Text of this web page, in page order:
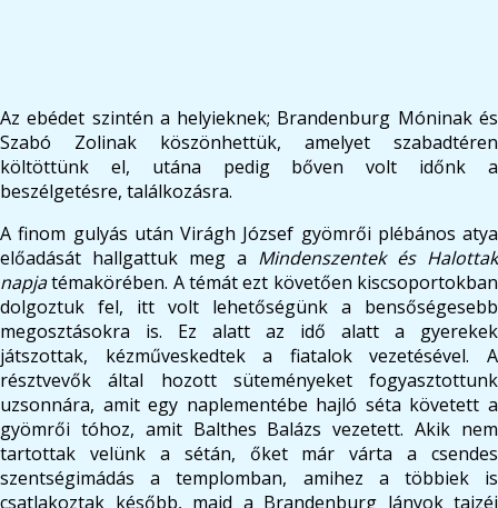
Az ebédet szintén a helyieknek; Brandenburg Móninak és
Szabó Zolinak köszönhettük, amelyet szabadtéren
költöttünk el, utána pedig bőven volt időnk a
beszélgetésre, találkozásra.
A finom gulyás után Virágh József gyömrői plébános atya
előadását hallgattuk meg a Mindenszentek és Halottak
napjatémakörében. A témát ezt követően kiscsoportokban
dolgoztuk fel, itt volt lehetőségünk a bensőségesebb
megosztásokra is. Ez alatt az idő alatt a gyerekek
játszottak, kézműveskedtek a fiatalok vezetésével. A
résztvevők által hozott süteményeket fogyasztottunk
uzsonnára, amit egy naplementébe hajló séta követett a
gyömrői tóhoz, amit Balthes Balázs vezetett. Akik nem
tartottak velünk a sétán, őket már várta a csendes
szentségimádás a templomban, amihez a többiek is
csatlakoztak később, majd a Brandenburg lányok taizéi